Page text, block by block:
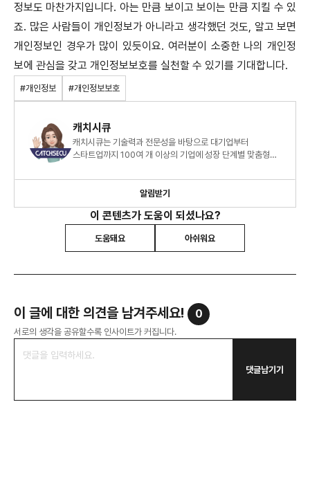
정보도 마찬가지입니다. 아는 만큼 보이고 보이는 만큼 지킬 수 있
죠. 많은 사람들이 개인정보가 아니라고 생각했던 것도, 알고 보면
개인정보인 경우가 많이 있듯이요. 여러분이 소중한 나의 개인정
보에 관심을 갖고 개인정보보호를 실천할 수 있기를 기대합니다.
#개인정보 #개인정보보호
캐치시큐
캐치시큐는 기술력과 전문성을 바탕으로 대기업부터
스타트업까지 100여 개 이상의 기업에 성장 단계별 맞춤형
알림받기
이 콘텐츠가 도움이 되셨나요?
도움돼요 아쉬워요
이 글에 대한 의견을 남겨주세요! 0
서로의 생각을 공유할수록 인사이트가 커집니다.
댓글남기기